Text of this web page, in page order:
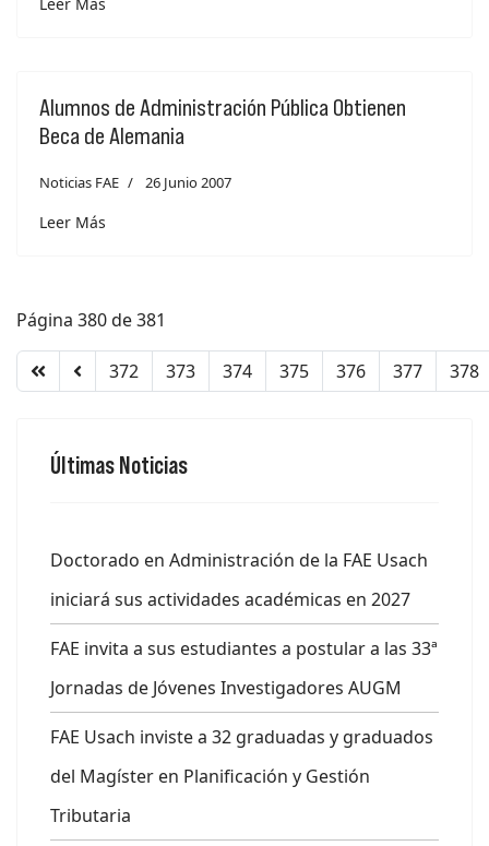
Leer Más
Alumnos de Administración Pública Obtienen
Beca de Alemania
Noticias FAE 26 Junio 2007
Leer Más
Página 380 de 381
372 373 374 375 376 377 378
Últimas Noticias
Doctorado en Administración de la FAE Usach
iniciará sus actividades académicas en 2027
FAE invita a sus estudiantes a postular a las 33ª
Jornadas de Jóvenes Investigadores AUGM
FAE Usach inviste a 32 graduadas y graduados
del Magíster en Planificación y Gestión
Tributaria